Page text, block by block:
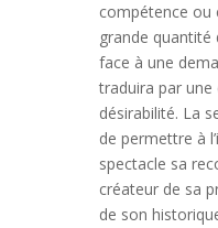
compétence ou
grande quantité
face à une
traduira par une
désirabilité. La
de permettre à
spectacle sa
créateur de sa
de son